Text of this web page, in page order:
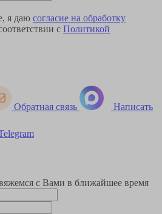
я даю согласие на обработку
с Политикой
Обратная связь Написать
с Вами в ближайшее время